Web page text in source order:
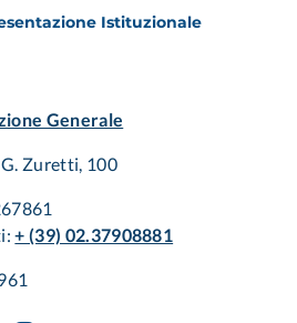
Istituzionale
Generale
Zuretti, 100
+ (39) 02.37908881